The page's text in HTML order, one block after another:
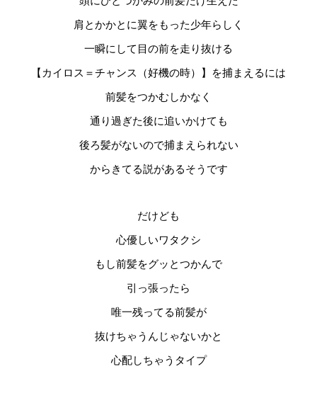
肩とかかとに翼をもった少年らしく
一瞬にして目の前を走り抜ける
【カイロス＝チャンス（好機の時）】を捕まえるには
前髪をつかむしかなく
通り過ぎた後に追いかけても
後ろ髪がないので捕まえられない
からきてる説があるそうです
だけども
心優しいワタクシ
もし前髪をグッとつかんで
引っ張ったら
唯一残ってる前髪が
抜けちゃうんじゃないかと
心配しちゃうタイプ